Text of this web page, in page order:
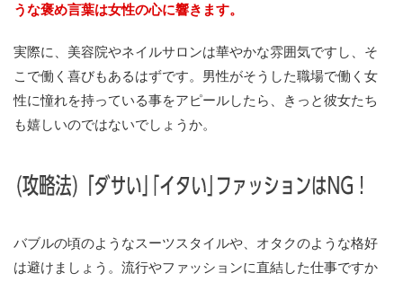
うな褒め言葉は女性の心に響きます。
実際に、美容院やネイルサロンは華やかな雰囲気ですし、そ
こで働く喜びもあるはずです。男性がそうした職場で働く女
性に憧れを持っている事をアピールしたら、きっと彼女たち
も嬉しいのではないでしょうか。
バブルの頃のようなスーツスタイルや、オタクのような格好
は避けましょう。流行やファッションに直結した仕事ですか